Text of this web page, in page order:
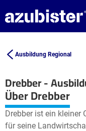
Ausbildung Regional
Drebber -
+
−
Über Drebber
Drebber ist ein kleiner
für seine